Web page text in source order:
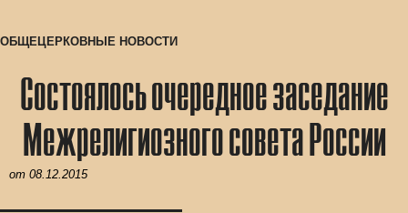
ОБЩЕЦЕРКОВНЫЕ НОВОСТИ
Состоялось очередное заседание
Межрелигиозного совета России
от 08.12.2015